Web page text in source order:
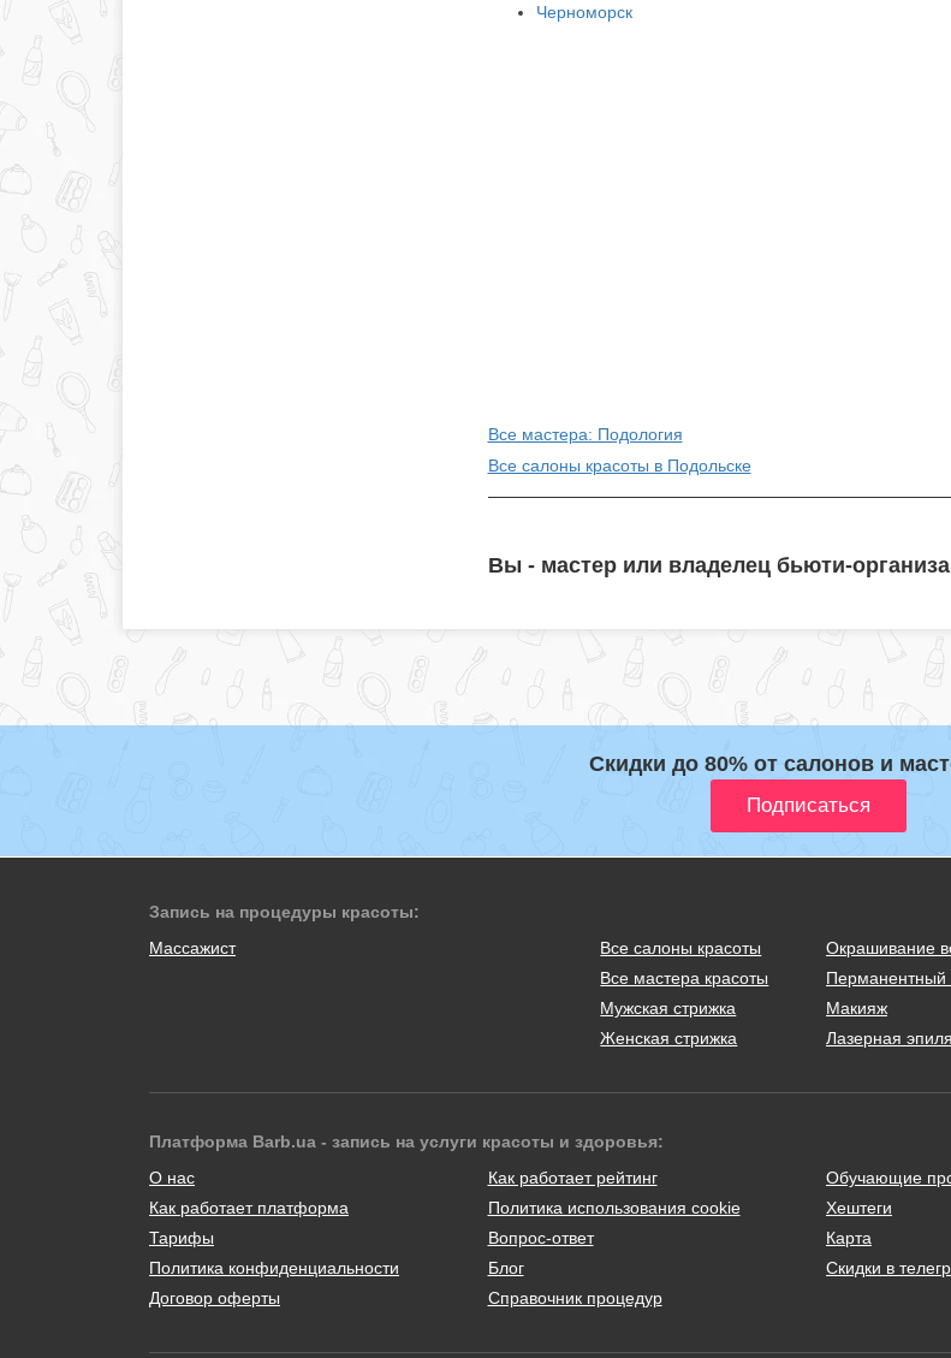
Черноморск
Все мастера: Подология
Все салоны красоты в Подольске
Вы - мастер или владелец бьюти-
Скидки до 80% от салонов и
Запись на процедуры красоты:
Массажист
Все салоны красоты
Все мастера красоты
Мужская стрижка
Женская стрижка
Окрашивание
Перманентный
Макияж
Лазерная
Платформа Barb.ua - запись на услуги красоты и здоровья:
О нас
Как работает платформа
Тарифы
Политика конфиденциальности
Договор оферты
Как работает рейтинг
Политика использования cookie
Вопрос-ответ
Блог
Справочник процедур
Обучающие
Хештеги
Карта
Скидки в